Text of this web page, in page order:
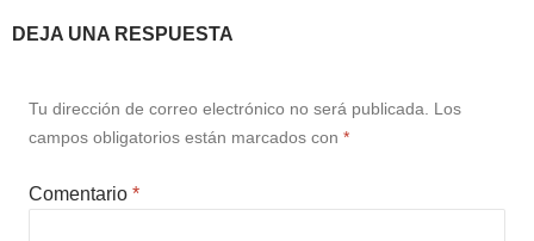
DEJA UNA RESPUESTA
Tu dirección de correo electrónico no será publicada.
Los
campos obligatorios están marcados con *
Comentario *